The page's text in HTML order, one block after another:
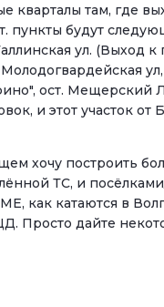
кварталы там, где
пункты будут
ул. (Выход
ост. Мещерский
и этот участок
хочу построить
ТС, и
как катаются в
Просто дайте